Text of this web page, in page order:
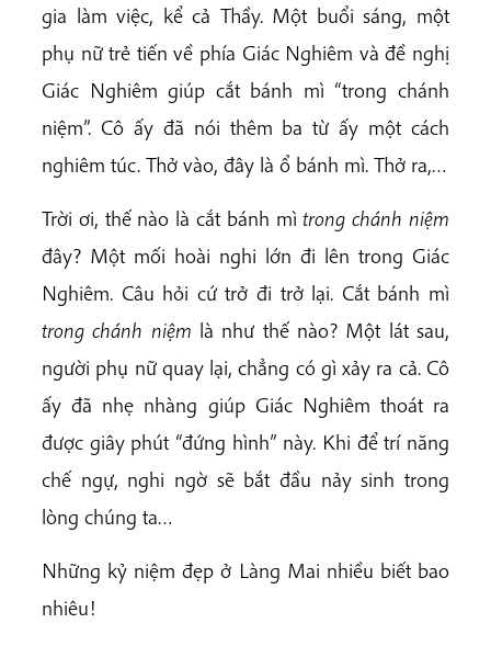
gia làm việc, kể cả Thầy. Một buổi sáng, một
phụ nữ trẻ tiến về phía Giác Nghiêm và đề nghị
Giác Nghiêm giúp cắt bánh mì “trong chánh
niệm”. Cô ấy đã nói thêm ba từ ấy một cách
nghiêm túc. Thở vào, đây là ổ bánh mì. Thở ra,…
Trời ơi, thế nào là cắt bánh mìtrong chánh niệm
đây? Một mối hoài nghi lớn đi lên trong Giác
Nghiêm. Câu hỏi cứ trở đi trở lại. Cắt bánh mì
trong chánh niệm là như thế nào? Một lát sau,
người phụ nữ quay lại, chẳng có gì xảy ra cả. Cô
ấy đã nhẹ nhàng giúp Giác Nghiêm thoát ra
được giây phút “đứng hình” này. Khi để trí năng
chế ngự, nghi ngờ sẽ bắt đầu nảy sinh trong
lòng chúng ta…
Những kỷ niệm đẹp ở Làng Mai nhiều biết bao
nhiêu!